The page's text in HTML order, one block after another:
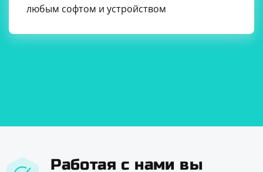
любым софтом и устройством
Работая с нами вы